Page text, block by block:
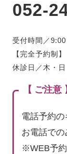
052-
受付時間／
【完全予約制】
休診日／木・
【 ご注意
電話予約の
お電話での
※WEB予